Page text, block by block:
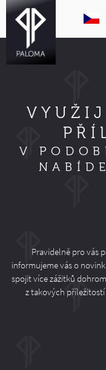
V
Pravidelně pro vás
informujeme vás o
spojit více zážitků
z takových příležitostí